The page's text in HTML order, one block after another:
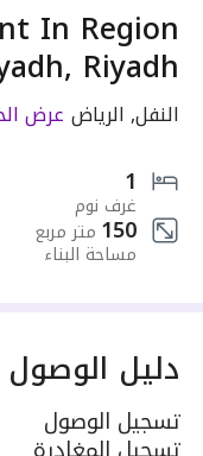
In Region
Riyadh
النفل, الرياض عرض
1
غرف نوم
150 متر مربع
مساحة البناء
دليل الوصول
تسجيل الوصول